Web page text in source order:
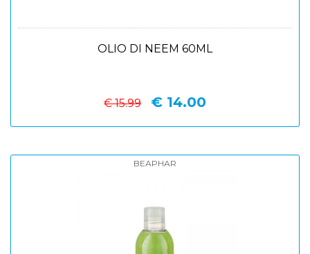
OLIO DI NEEM 60ML
€ 15.99 € 14.00
BEAPHAR